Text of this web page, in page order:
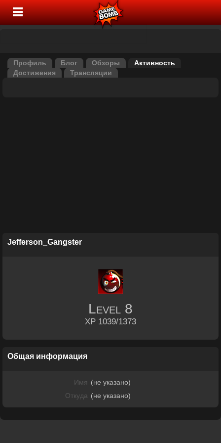
Профиль Блог Обзоры
Активность
Достижения
Трансляции
Jefferson_Gangster
Level 8
XP 1039/1373
Общая информация
Имя (не указано)
Откуда (не указано)